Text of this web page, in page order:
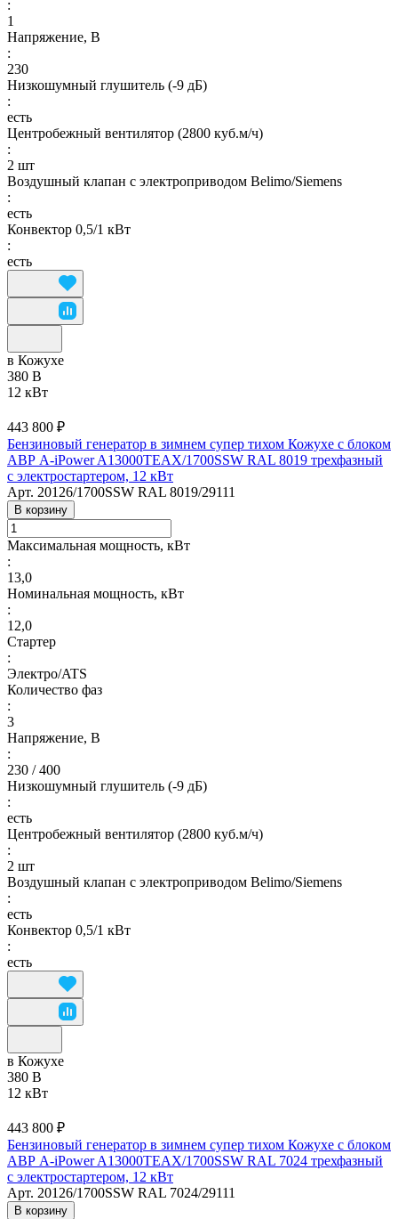
:
1
Напряжение, В
:
230
Низкошумный глушитель (-9 дБ)
:
есть
Центробежный вентилятор (2800 куб.м/ч)
:
2 шт
Воздушный клапан с электроприводом Belimo/Siemens
:
есть
Конвектор 0,5/1 кВт
:
есть
в Кожухе
380 В
12 кВт
443 800 ₽
Бензиновый генератор в зимнем супер тихом Кожухе с блоком
АВР A-iPower A13000TEAX/1700SSW RAL 8019 трехфазный
с электростартером, 12 кВт
Арт. 20126/1700SSW RAL 8019/29111
В корзину
Максимальная мощность, кВт
:
13,0
Номинальная мощность, кВт
:
12,0
Стартер
:
Электро/ATS
Количество фаз
:
3
Напряжение, В
:
230 / 400
Низкошумный глушитель (-9 дБ)
:
есть
Центробежный вентилятор (2800 куб.м/ч)
:
2 шт
Воздушный клапан с электроприводом Belimo/Siemens
:
есть
Конвектор 0,5/1 кВт
:
есть
в Кожухе
380 В
12 кВт
443 800 ₽
Бензиновый генератор в зимнем супер тихом Кожухе с блоком
АВР A-iPower A13000TEAX/1700SSW RAL 7024 трехфазный
с электростартером, 12 кВт
Арт. 20126/1700SSW RAL 7024/29111
В корзину